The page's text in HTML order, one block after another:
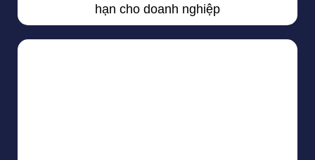
hạn cho doanh nghiệp